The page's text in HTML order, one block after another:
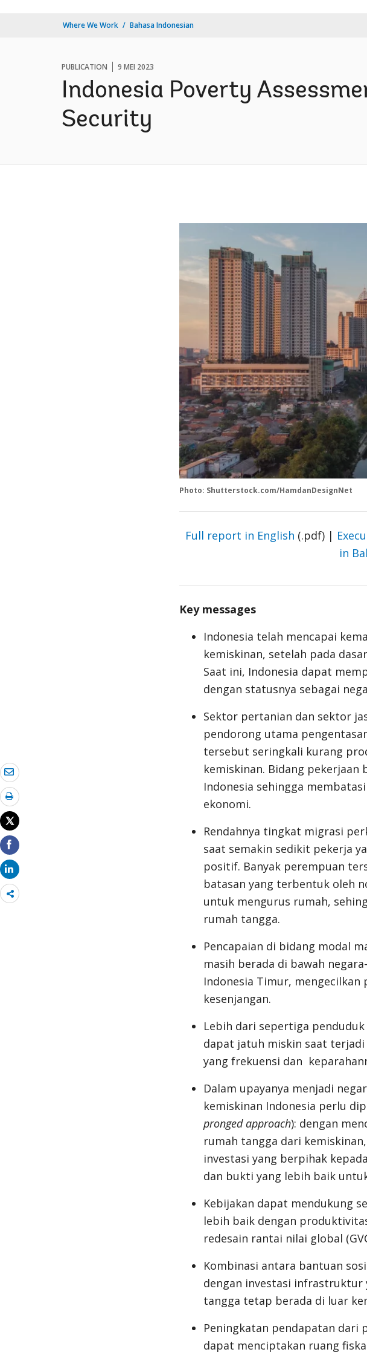
Where We Work Bahasa Indonesian
PUBLICATION 9 MEI 2023
Indonesia Poverty
Security
Share
more
Photo: Shutterstock.com/HamdanDesignNet
Full report in English (.pdf) |
in
Key messages
Indonesia telah mencapai
kemiskinan, setelah pada
Saat ini, Indonesia dapat
dengan statusnya sebagai
Sektor pertanian dan sektor
pendorong utama
tersebut seringkali kurang
kemiskinan. Bidang
Indonesia sehingga
ekonomi.
Rendahnya tingkat migrasi
saat semakin sedikit pekerja
positif. Banyak perempuan
batasan yang terbentuk oleh
untuk mengurus rumah,
rumah tangga.
Pencapaian di bidang modal
masih berada di bawah
Indonesia Timur,
kesenjangan.
Lebih dari sepertiga
dapat jatuh miskin saat terjadi
yang frekuensi dan
Dalam upayanya menjadi
kemiskinan Indonesia perlu
pronged approach): dengan
rumah tangga dari
investasi yang berpihak
dan bukti yang lebih baik
Kebijakan dapat mendukung
lebih baik dengan
redesain rantai nilai global
Kombinasi antara bantuan
dengan investasi infrastruktur
tangga tetap berada di luar
Peningkatan pendapatan dari
dapat menciptakan ruang